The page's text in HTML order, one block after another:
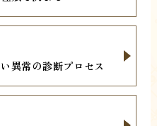
異常の診断プロセス